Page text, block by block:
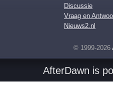
Discussie
Vraag en
Nieuws2.nl
© 1999-2026
AfterDawn is